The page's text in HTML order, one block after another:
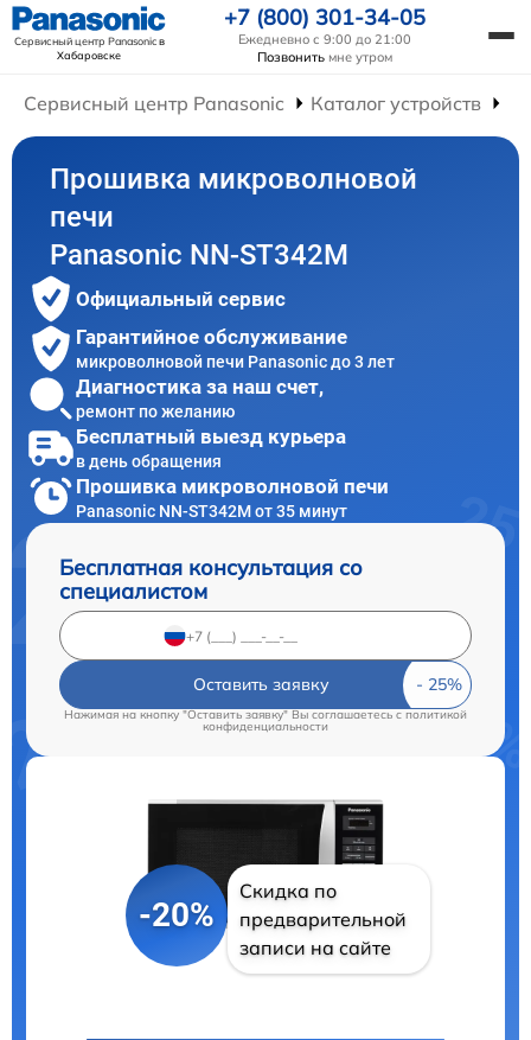
Сервисный центр Panasonicв
Хабаровске
+7 (800) 301-34-05
Ежедневно с 9:00 до 21:00
Позвонить мне утром
Сервисный центр Panasonic Каталог устройств
Прошивка микроволновой
печи
Panasonic NN-ST342M
Официальный сервис
Гарантийное обслуживание
микроволновой печи Panasonic до 3 лет
Диагностика за наш счет,
ремонт по желанию
Бесплатный выезд курьера
в день обращения
Прошивка микроволновой печи
Panasonic NN-ST342M от 35 минут
Бесплатная консультация со
специалистом
Оставить заявку
Нажимая на кнопку "Оставить заявку" Вы соглашаетесь cполитикой
конфиденциальности
-20%
Скидка по
предварительной
записи на сайте